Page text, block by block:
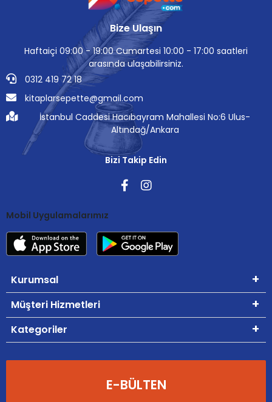
Bize Ulaşın
Haftaiçi 09:00 - 19:00 Cumartesi 10:00 - 17:00 saatleri
arasında ulaşabilirsiniz.
0312 419 72 18
kitaplarsepette@gmail.com
İstanbul Caddesi Hacıbayram Mahallesi No:6 Ulus-
Altındağ/Ankara
Bizi Takip Edin
Mobil Uygulamalarımız
Kurumsal
Müşteri Hizmetleri
Kategoriler
E-BÜLTEN